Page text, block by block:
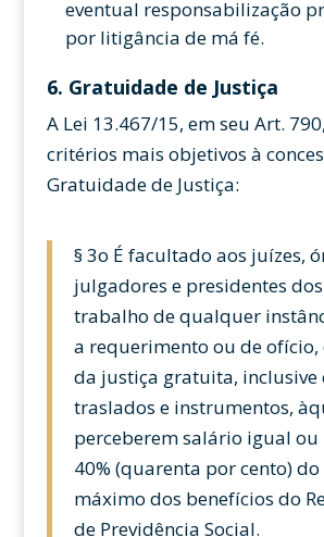
eventual responsabilização
por litigância de má fé.
6. Gratuidade de Justiça
A Lei 13.467/15, em seu Art.
critérios mais objetivos à
Gratuidade de Justiça:
§ 3o É facultado aos juízes,
julgadores e presidentes
trabalho de qualquer
a requerimento ou de ofício,
da justiça gratuita, inclusive
traslados e instrumentos,
perceberem salário igual
40% (quarenta por cento)
máximo dos benefícios do
de Previdência Social.